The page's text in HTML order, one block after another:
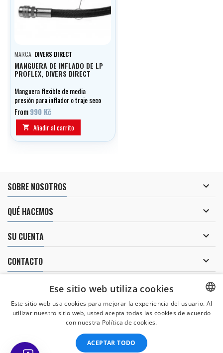
MARCA: DIVERS DIRECT
MANGUERA DE INFLADO DE LP
PROFLEX, DIVERS DIRECT
Manguera flexible de media
presión para inflador o traje seco
con doble trenza exterior,
opcionalmente en longitudes de
0,20 a 1,00 m.
From990 Kč
 Añadir al carrito
SOBRE NOSOTROS 
QUÉ HACEMOS 
SU CUENTA 
CONTACTO 
BOLETÍN
Doy mi consentimiento parael tratamiento de mis datos personales
CZECH
Ese sitio web utiliza cookies
Este sitio web usa cookies para mejorar la experiencia del usuario. Al
utilizar nuestro sitio web, usted acepta todas las cookies de acuerdo
con nuestra Política de cookies.
ACEPTAR TODO